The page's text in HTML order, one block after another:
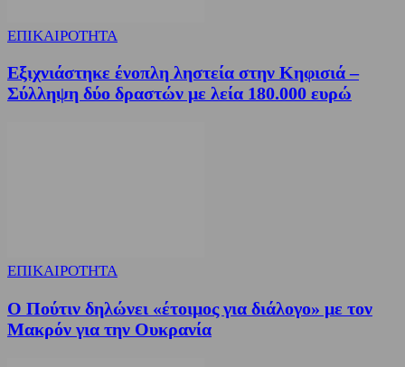
ΕΠΙΚΑΙΡΟΤΗΤΑ
Εξιχνιάστηκε ένοπλη ληστεία στην Κηφισιά –
Σύλληψη δύο δραστών με λεία 180.000 ευρώ
ΕΠΙΚΑΙΡΟΤΗΤΑ
Ο Πούτιν δηλώνει «έτοιμος για διάλογο» με τον
Μακρόν για την Ουκρανία